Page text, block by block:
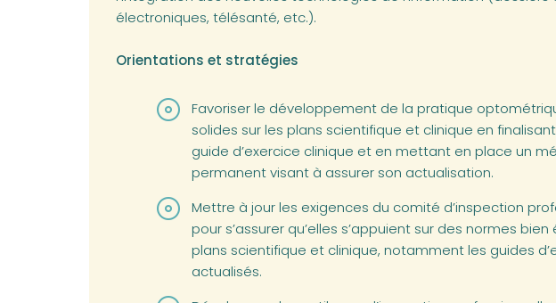
électroniques, télésanté, etc.).
Orientations et stratégies
Favoriser le développement de la pratique
solides sur les plans scientifique et clinique en
guide d’exercice clinique et en mettant en place un
permanent visant à assurer son actualisation.
Mettre à jour les exigences du comité d’inspection
pour s’assurer qu’elles s’appuient sur des normes
plans scientifique et clinique, notamment les guides
actualisés.